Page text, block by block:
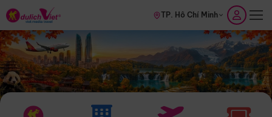
TP. Hồ Chí Minh